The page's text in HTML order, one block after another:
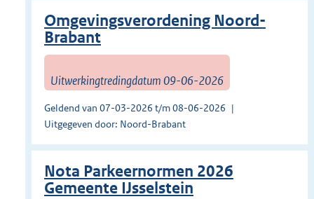
Omgevingsverordening Noord-
Brabant
Uitwerkingtredingdatum 09-06-2026
Geldend van 07-03-2026 t/m 08-06-2026
Uitgegeven door: Noord-Brabant
Nota Parkeernormen 2026
Gemeente IJsselstein